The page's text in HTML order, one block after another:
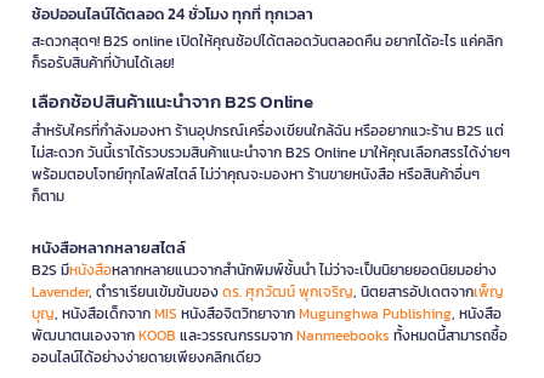
ช้อปออนไลน์ได้ตลอด 24 ชั่วโมง ทุกที่ ทุกเวลา
สะดวกสุดๆ! B2S online เปิดให้คุณช้อปได้ตลอดวันตลอดคืน อยากได้อะไร แค่คลิก
ก็รอรับสินค้าที่บ้านได้เลย!
เลือกช้อปสินค้าแนะนำจาก B2S Online
สำหรับใครที่กำลังมองหา ร้านอุปกรณ์เครื่องเขียนใกล้ฉัน หรืออยากแวะร้าน B2S แต่
ไม่สะดวก วันนี้เราได้รวบรวมสินค้าแนะนำจาก B2S Online มาให้คุณเลือกสรรได้ง่ายๆ
พร้อมตอบโจทย์ทุกไลฟ์สไตล์ ไม่ว่าคุณจะมองหา ร้านขายหนังสือ หรือสินค้าอื่นๆ
ก็ตาม
หนังสือหลากหลายสไตล์
B2S มีหนังสือหลากหลายแนวจากสำนักพิมพ์ชั้นนำ ไม่ว่าจะเป็นนิยายยอดนิยมอย่าง
Lavender, ตำราเรียนเข้มข้นของดร. ศุภวัฒน์ พุกเจริญ, นิตยสารอัปเดตจากเพ็ญ
บุญ, หนังสือเด็กจากMIS หนังสือจิตวิทยาจากMugunghwa Publishing, หนังสือ
พัฒนาตนเองจากKOOB และวรรณกรรมจากNanmeebooks ทั้งหมดนี้สามารถซื้อ
ออนไลน์ได้อย่างง่ายดายเพียงคลิกเดียว